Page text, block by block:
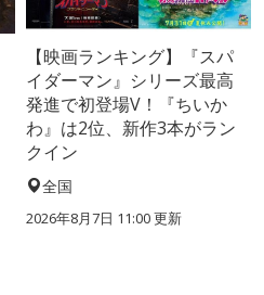
【映画ランキング】『スパ
イダーマン』シリーズ最高
発進で初登場V！『ちいか
わ』は2位、新作3本がラン
クイン
全国
2026年8月7日 11:00更新